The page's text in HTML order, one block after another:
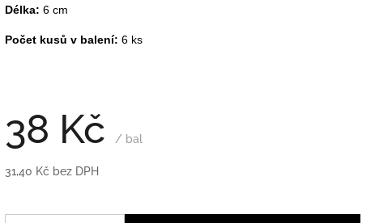
38 Kč / bal
31,40 Kč bez DPH
Délka: 6 cm
Počet kusů v balení: 6 ks